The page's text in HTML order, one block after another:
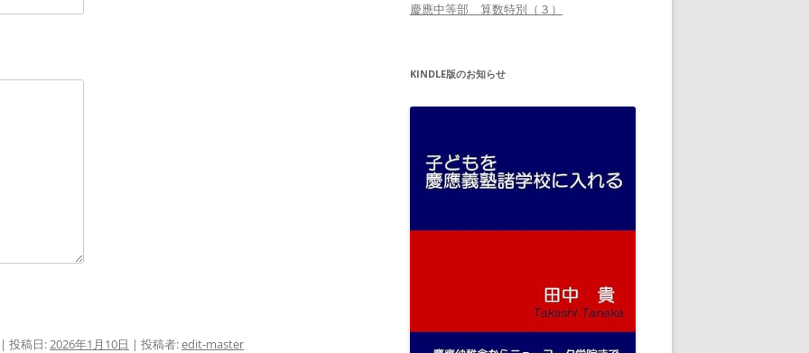
| 投稿日:2026年1月10日 | 投稿者:edit-master
慶應中等部 算数特別（３）
KINDLE版のお知らせ